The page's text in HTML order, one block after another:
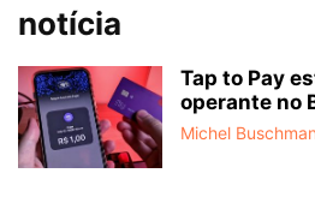
notícia
Tap to Pay
operante no
Michel